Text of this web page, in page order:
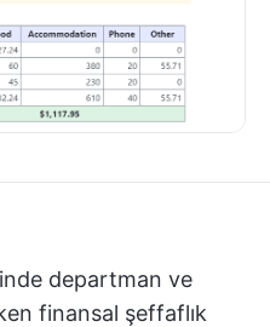
departman ve
finansal şeffaflık